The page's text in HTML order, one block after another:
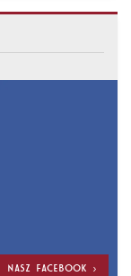
NASZ FACEBOOK >